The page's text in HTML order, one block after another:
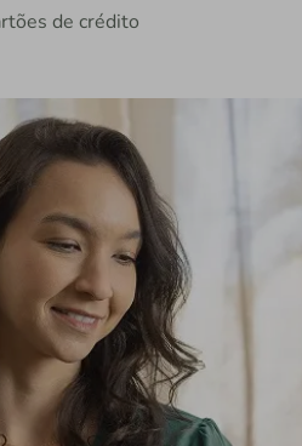
de crédito